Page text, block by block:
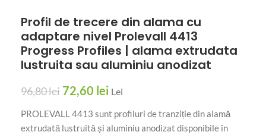
Profil de trecere din alama cu
adaptare nivel Prolevall 4413
Progress Profiles | alama extrudata
lustruita sau aluminiu anodizat
96,80lei 72,60 lei Lei
PROLEVALL 4413 sunt profiluri de tranziție din alamă
extrudată lustruită și aluminiu anodizat disponibile în